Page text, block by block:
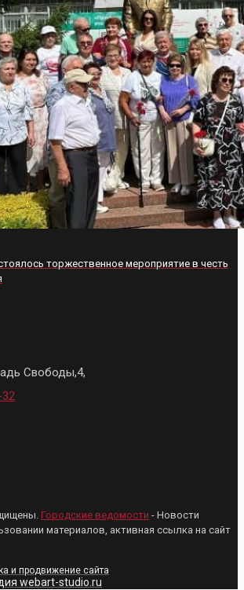
торжественное мероприятие в честь
Свободы,4,
Городские ведомости - Новости
материалов, активная ссылка на сайт
и продвижение сайта
webart-studio.ru